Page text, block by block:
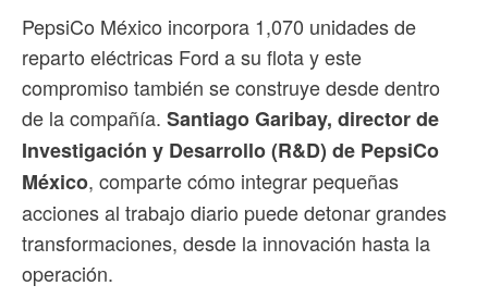
PepsiCo México incorpora 1,070 unidades de
reparto eléctricas Ford a su flota y este
compromiso también se construye desde dentro
de la compañía. Santiago Garibay, director de
Investigación y Desarrollo (R&D) de PepsiCo
México, comparte cómo integrar pequeñas
acciones al trabajo diario puede detonar grandes
transformaciones, desde la innovación hasta la
operación.